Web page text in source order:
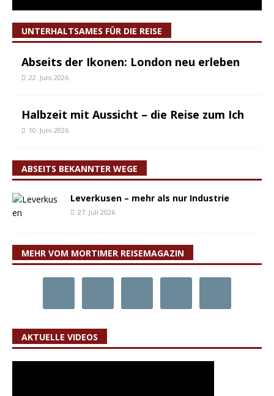
UNTERHALTSAMES FÜR DIE REISE
Abseits der Ikonen: London neu erleben
22. Juni 2026
Halbzeit mit Aussicht – die Reise zum Ich
10. Juni 2026
ABSEITS BEKANNTER WEGE
Leverkusen – mehr als nur Industrie
27. Juli 2026
MEHR VOM MORTIMER REISEMAGAZIN
AKTUELLE VIDEOS